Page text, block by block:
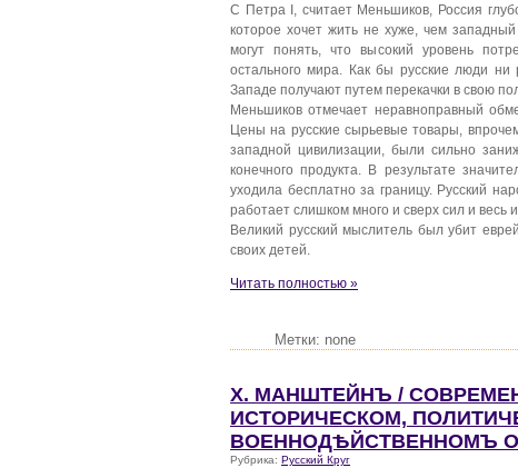
С Петра I, считает Меньшиков, Россия
которое хочет жить не хуже, чем
могут понять, что высокий уровень
остального мира. Как бы русские люди ни
Западе получают путем перекачки в свою
Меньшиков отмечает неравноправный
Цены на русские сырьевые товары,
западной цивилизации, были сильно
конечного продукта. В результате
уходила бесплатно за границу. Русский
работает слишком много и сверх сил и весь
Великий русский мыслитель был убит
своих детей.
Читать полностью »
Метки: none
Х. МАНШТЕЙНЪ /
ИСТОРИЧЕСКОМ,
ВОЕННОДѢЙСТВЕННОМЪ
Рубрика: Русский Круг